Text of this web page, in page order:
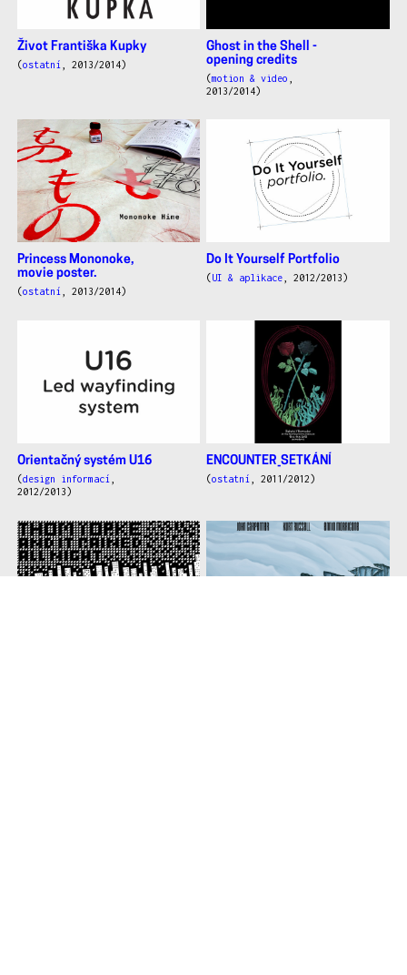
Život Františka Kupky
(ostatní , 2013/2014)
Ghost in the Shell -
opening credits
(motion & video
2013/2014)
Princess Mononoke,
movie poster.
(ostatní, 2013/2014)
Do It Yourself Portfolio
( UI & aplikace, 2012/2013)
Orientačný systém U16
(design informací
2012/2013)
ENCOUNTER_SETKÁNÍ
(ostatní , 2011/2012)